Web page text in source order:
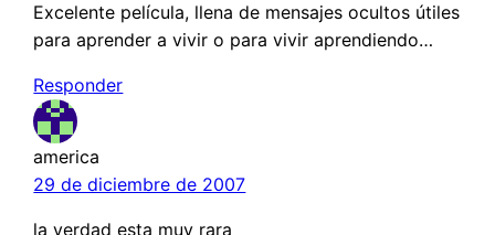
Excelente película, llena de mensajes ocultos útiles
para aprender a vivir o para vivir aprendiendo…
Responder
america
29 de diciembre de 2007
la verdad esta muy rara